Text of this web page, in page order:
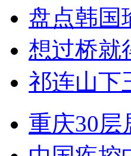
盘点韩国
想过桥就
祁连山下
重庆30